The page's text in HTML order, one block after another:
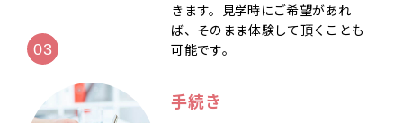
きます。見学時にご希望があれ
ば、そのまま体験して頂くことも
可能です。
手続き